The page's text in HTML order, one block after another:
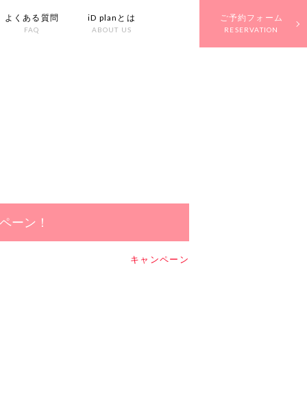
よくある質問
FAQ
iD planとは
ABOUT US
ご予約フォーム
RESERVATION
ーン！
キャンペーン